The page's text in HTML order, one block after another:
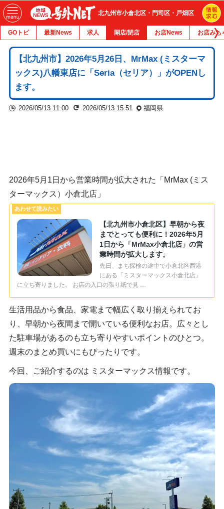
北九州市小倉北区・門司区・戸畑区
GOトピ 最新News 求人 開店/閉店 お店News お店みち
【北九州市】2026年5月26日、MrMax (ミスターマ
ックス)八幡東店に「Seria（セリア）」がOPENし
ます。
2026/05/13 11:00 2026/05/13 15:51 福岡県
2026年5月1日から営業時間が拡大された「MrMax (ミス
ターマックス）小倉北店」
【北九州市小倉北区】早朝から夜
までとっても便利に！2026年5月
1日から「MrMax小倉北店」の営
業時間が拡大します。
先日、まち探検の途中で小倉北区西港
にある「ミスターマックス小倉北店」
に立ち寄りました。 お店の入口の張り紙で見 …
生活用品から食品、家電まで幅広く取り揃えられてお
り、早朝から夜間まで開いている便利なお店。広々とし
た駐車場があるのも立ち寄りやすいポイントのひとつ。
週末のまとめ買いにもぴったりです。
今回、ご紹介するのは ミスターマックス情報です。